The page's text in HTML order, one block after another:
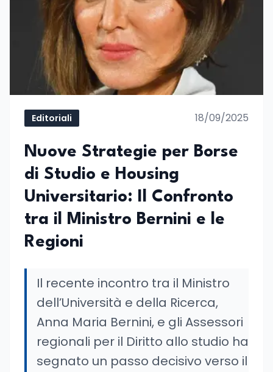
Editoriali 18/09/2025
Nuove Strategie per Borse
di Studio e Housing
Universitario: Il Confronto
tra il Ministro Bernini e le
Regioni
Il recente incontro tra il Ministro
dell’Università e della Ricerca,
Anna Maria Bernini, e gli Assessori
regionali per il Diritto allo studio ha
segnato un passo decisivo verso il